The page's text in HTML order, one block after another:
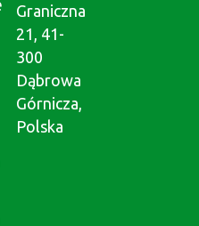
Graniczna
21, 41-
300
Dąbrowa
Górnicza,
Polska